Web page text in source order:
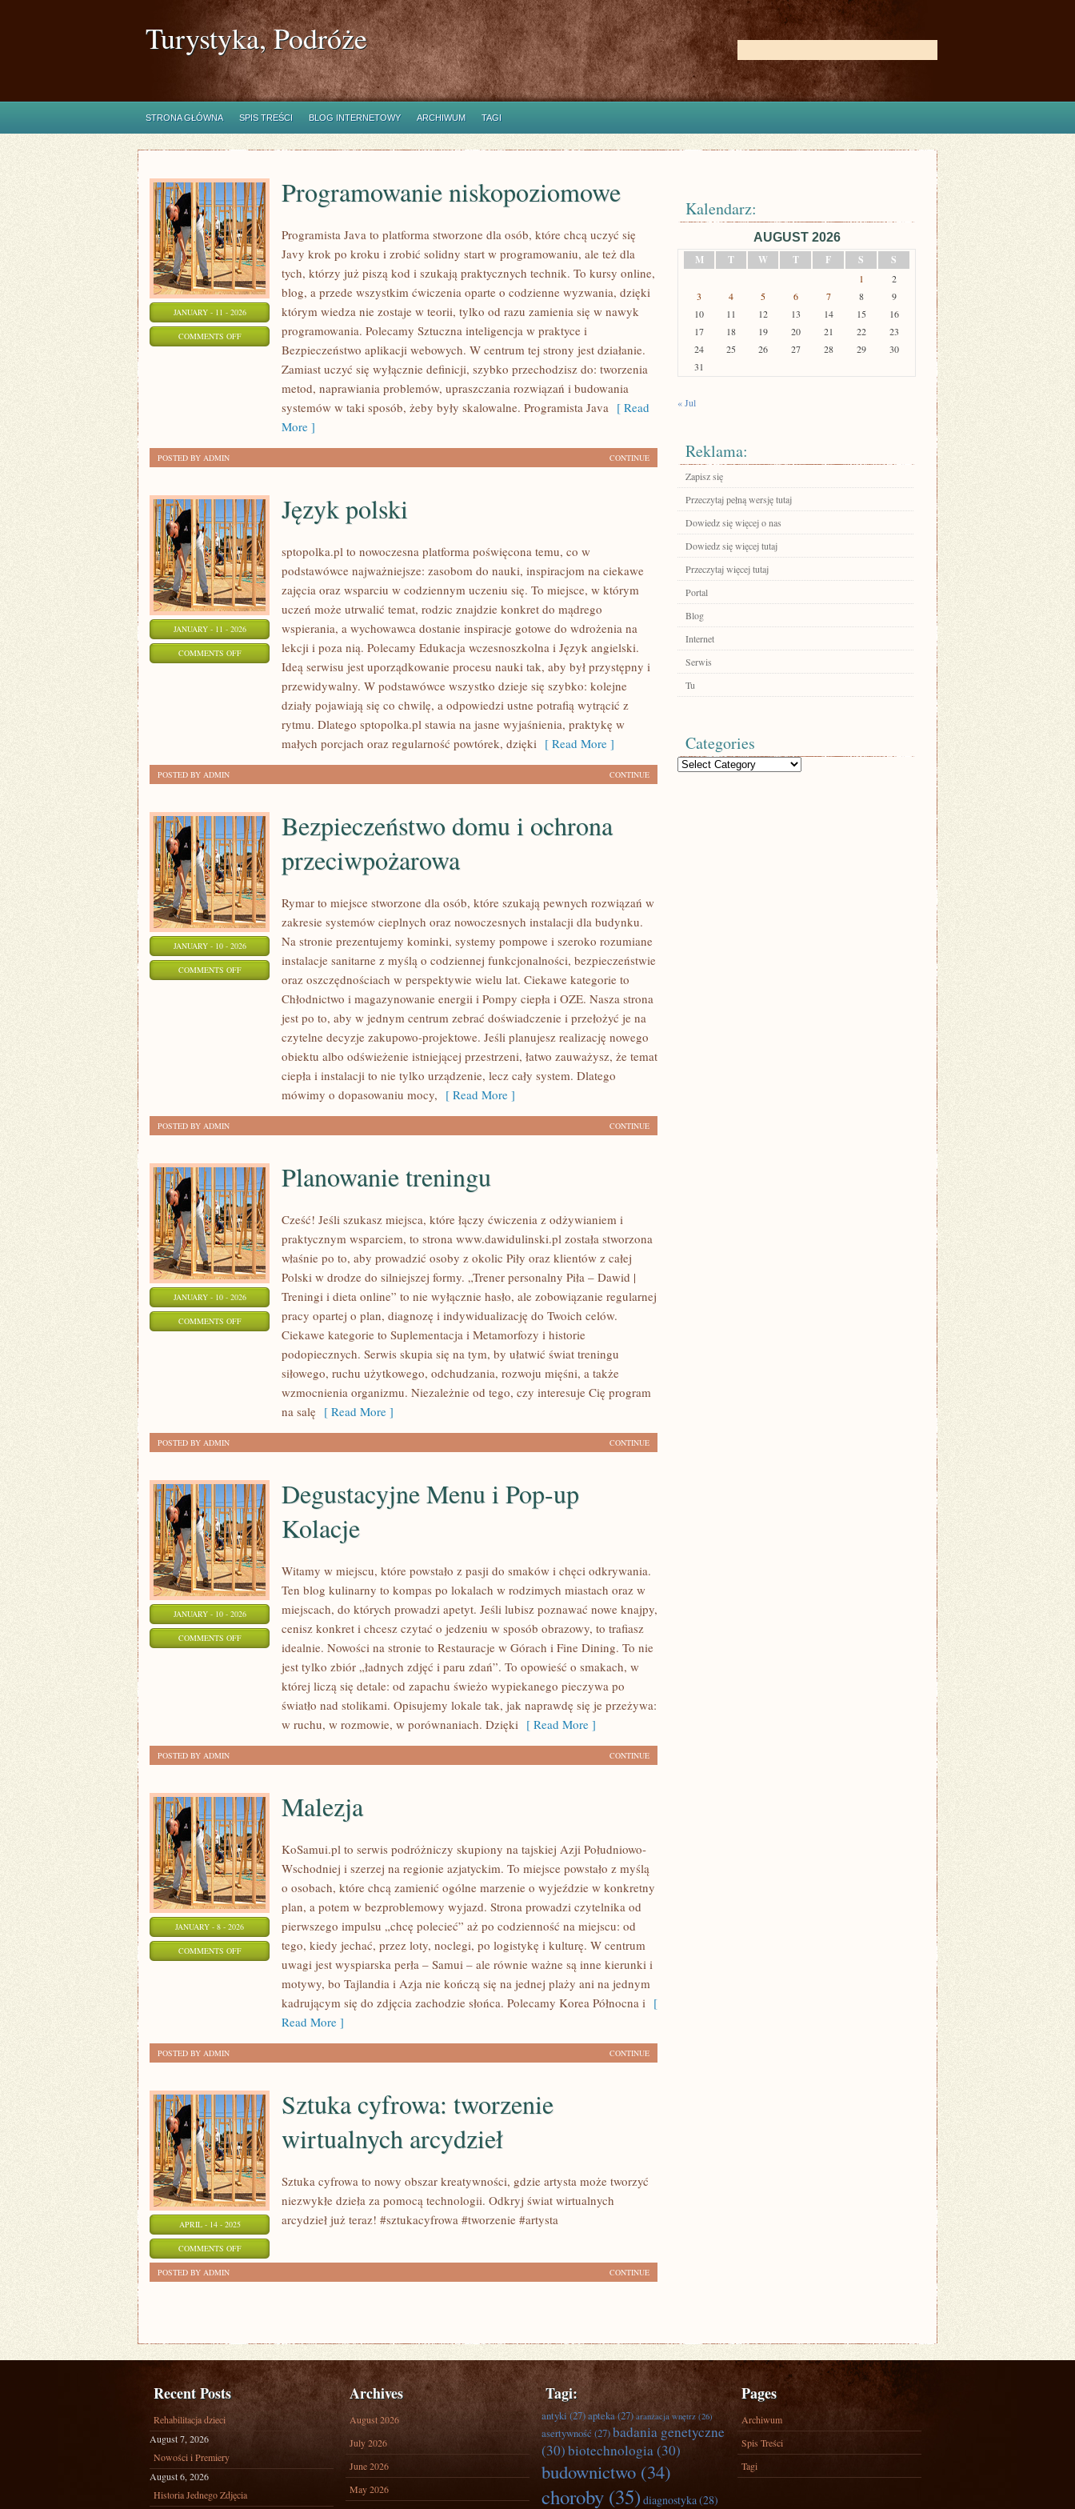
Turystyka, Podróże
STRONA GŁÓWNA SPIS TREŚCI BLOG INTERNETOWY ARCHIWUM TAGI
JANUARY - 11 - 2026
COMMENTS OFFON
PROGRAMOWANIE
NISKOPOZIOMOWE
Programowanie niskopoziomowe
Programista Java to platforma stworzone dla osób, które chcą uczyć się
Javy krok po kroku i zrobić solidny start w programowaniu, ale też dla
tych, którzy już piszą kod i szukają praktycznych technik. To kursy online,
blog, a przede wszystkim ćwiczenia oparte o codzienne wyzwania, dzięki
którym wiedza nie zostaje w teorii, tylko od razu zamienia się w nawyk
programowania. Polecamy Sztuczna inteligencja w praktyce i
Bezpieczeństwo aplikacji webowych. W centrum tej strony jest działanie.
Zamiast uczyć się wyłącznie definicji, szybko przechodzisz do: tworzenia
metod, naprawiania problemów, upraszczania rozwiązań i budowania
systemów w taki sposób, żeby były skalowalne. Programista Java [ Read
More ]
CONTINUE
POSTED BY ADMIN
JANUARY - 11 - 2026
COMMENTS OFFON
Język polski
sptopolka.pl to nowoczesna platforma poświęcona temu, co w
podstawówce najważniejsze: zasobom do nauki, inspiracjom na ciekawe
zajęcia oraz wsparciu w codziennym uczeniu się. To miejsce, w którym
uczeń może utrwalić temat, rodzic znajdzie konkret do mądrego
wspierania, a wychowawca dostanie inspiracje gotowe do wdrożenia na
lekcji i poza nią. Polecamy Edukacja wczesnoszkolna i Język angielski.
Ideą serwisu jest uporządkowanie procesu nauki tak, aby był przystępny i
przewidywalny. W podstawówce wszystko dzieje się szybko: kolejne
działy pojawiają się co chwilę, a odpowiedzi ustne potrafią wytrącić z
rytmu. Dlatego sptopolka.pl stawia na jasne wyjaśnienia, praktykę w
małych porcjach oraz regularność powtórek, dzięki [ Read More ]
CONTINUE
POSTED BY ADMIN
JANUARY - 10 - 2026
COMMENTS OFFON
Bezpieczeństwo domu i ochrona
przeciwpożarowa
Rymar to miejsce stworzone dla osób, które szukają pewnych rozwiązań w
zakresie systemów cieplnych oraz nowoczesnych instalacji dla budynku.
Na stronie prezentujemy kominki, systemy pompowe i szeroko rozumiane
instalacje sanitarne z myślą o codziennej funkcjonalności, bezpieczeństwie
oraz oszczędnościach w perspektywie wielu lat. Ciekawe kategorie to
Chłodnictwo i magazynowanie energii i Pompy ciepła i OZE. Nasza strona
jest po to, aby w jednym centrum zebrać doświadczenie i przełożyć je na
czytelne decyzje zakupowo-projektowe. Jeśli planujesz realizację nowego
obiektu albo odświeżenie istniejącej przestrzeni, łatwo zauważysz, że temat
ciepła i instalacji to nie tylko urządzenie, lecz cały system. Dlatego
mówimy o dopasowaniu mocy, [ Read More ]
CONTINUE
POSTED BY ADMIN
JANUARY - 10 - 2026
COMMENTS OFFON
PLANOWANIE
Planowanie treningu
Cześć! Jeśli szukasz miejsca, które łączy ćwiczenia z odżywianiem i
praktycznym wsparciem, to strona www.dawidulinski.pl została stworzona
właśnie po to, aby prowadzić osoby z okolic Piły oraz klientów z całej
Polski w drodze do silniejszej formy. „Trener personalny Piła – Dawid |
Treningi i dieta online” to nie wyłącznie hasło, ale zobowiązanie regularnej
pracy opartej o plan, diagnozę i indywidualizację do Twoich celów.
Ciekawe kategorie to Suplementacja i Metamorfozy i historie
podopiecznych. Serwis skupia się na tym, by ułatwić świat treningu
siłowego, ruchu użytkowego, odchudzania, rozwoju mięśni, a także
wzmocnienia organizmu. Niezależnie od tego, czy interesuje Cię program
na salę [ Read More ]
CONTINUE
POSTED BY ADMIN
JANUARY - 10 - 2026
COMMENTS OFFON
Degustacyjne Menu i Pop-up
Kolacje
Witamy w miejscu, które powstało z pasji do smaków i chęci odkrywania.
Ten blog kulinarny to kompas po lokalach w rodzimych miastach oraz w
miejscach, do których prowadzi apetyt. Jeśli lubisz poznawać nowe knajpy,
cenisz konkret i chcesz czytać o jedzeniu w sposób obrazowy, to trafiasz
idealnie. Nowości na stronie to Restauracje w Górach i Fine Dining. To nie
jest tylko zbiór „ładnych zdjęć i paru zdań”. To opowieść o smakach, w
której liczą się detale: od zapachu świeżo wypiekanego pieczywa po
światło nad stolikami. Opisujemy lokale tak, jak naprawdę się je przeżywa:
w ruchu, w rozmowie, w porównaniach. Dzięki [ Read More ]
CONTINUE
POSTED BY ADMIN
JANUARY - 8 - 2026
COMMENTS OFFON
Malezja
KoSamui.pl to serwis podróżniczy skupiony na tajskiej Azji Południowo-
Wschodniej i szerzej na regionie azjatyckim. To miejsce powstało z myślą
o osobach, które chcą zamienić ogólne marzenie o wyjeździe w konkretny
plan, a potem w bezproblemowy wyjazd. Strona prowadzi czytelnika od
pierwszego impulsu „chcę polecieć” aż po codzienność na miejscu: od
tego, kiedy jechać, przez loty, noclegi, po logistykę i kulturę. W centrum
uwagi jest wyspiarska perła – Samui – ale równie ważne są inne kierunki i
motywy, bo Tajlandia i Azja nie kończą się na jednej plaży ani na jednym
kadrującym się do zdjęcia zachodzie słońca. Polecamy Korea Północna i [
Read More ]
CONTINUE
POSTED BY ADMIN
APRIL - 14 - 2025
COMMENTS OFFON
ARCYDZIEŁ
Sztuka cyfrowa: tworzenie
wirtualnych arcydzieł
Sztuka cyfrowa to nowy obszar kreatywności, gdzie artysta może tworzyć
niezwykłe dzieła za pomocą technologii. Odkryj świat wirtualnych
arcydzieł już teraz! #sztukacyfrowa #tworzenie #artysta
CONTINUE
POSTED BY ADMIN
Kalendarz:
AUGUST 2026
M
T W T F S S
1
2
3
4 5 6 7 8
9
10
11 12 13 14 15
16
17
18 19 20 21 22
23
24
25 26 27 28 29
30
31
« Jul
Reklama:
Zapisz się
Przeczytaj pełną wersję tutaj
Dowiedz się więcej o nas
Dowiedz się więcej tutaj
Przeczytaj więcej tutaj
Portal
Blog
Internet
Serwis
Tu
Categories
Categories
Recent Posts
Rehabilitacja dzieci
August 7, 2026
Nowości i Premiery
August 6, 2026
Historia Jednego Zdjęcia
Archives
August 2026
July 2026
June 2026
May 2026
Tagi:
antyki(27)apteka(27) aranżacja wnętrz (26)
asertywność (27)badania genetyczne
(30)biotechnologia(30)
budownictwo (34)
choroby (35) diagnostyka(28)
Pages
Archiwum
Spis Treści
Tagi